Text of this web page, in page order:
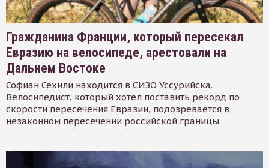
Гражданина Франции, который пересекал
Евразию на велосипеде, арестовали на
Дальнем Востоке
Софиан Сехили находится в СИЗО Уссурийска.
Велосипедист, который хотел поставить рекорд по
скорости пересечения Евразии, подозревается в
незаконном пересечении российской границы